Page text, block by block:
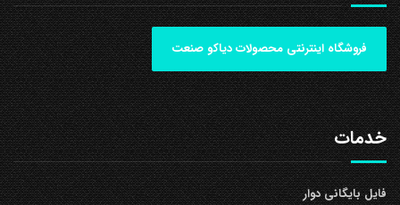
فروشگاه اینترنتی محصولات دیاکو صنعت
خدمات
فایل بایگانی دوار